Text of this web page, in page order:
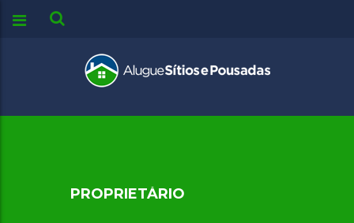
PROPRIETÁRIO